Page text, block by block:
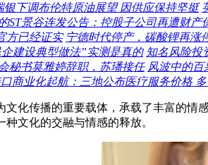
银下调布伦特原油展望 因供应保持坚挺
ST景谷连发公告：控股子公司再遭财
方已经证实 宁德时代停产，碳酸锂再涨
建设典型做法”实测是真的 知名风险投
秘书莫雅婷辞职，苏璠接任 风波中的百
商业化起航：三地公布医疗服务价格
化传播的重要载体，承载了丰富的
文化的交融与情感的释放。